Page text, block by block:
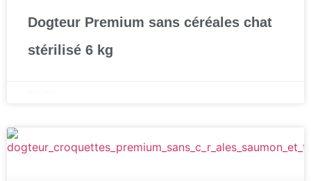
Dogteur Premium sans céréales chat
stérilisé 6 kg